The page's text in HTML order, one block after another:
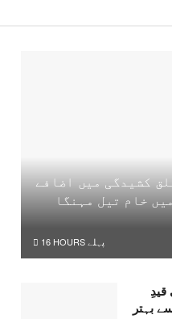
کشیدگی میں اضافے
خام تیل مہنگا
16 HOURS پہلے
بہتر